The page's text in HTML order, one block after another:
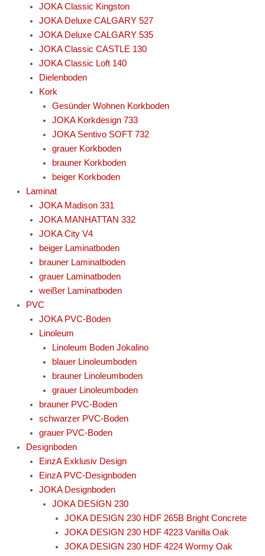
JOKA Classic Kingston
JOKA Deluxe CALGARY 527
JOKA Deluxe CALGARY 535
JOKA Classic CASTLE 130
JOKA Classic Loft 140
Dielenboden
Kork
Gesünder Wohnen Korkboden
JOKA Korkdesign 733
JOKA Sentivo SOFT 732
grauer Korkboden
brauner Korkboden
beiger Korkboden
Laminat
JOKA Madison 331
JOKA MANHATTAN 332
JOKA City V4
beiger Laminatboden
brauner Laminatboden
grauer Laminatboden
weißer Laminatboden
PVC
JOKA PVC-Böden
Linoleum
Linoleum Boden Jokalino
blauer Linoleumboden
brauner Linoleumboden
grauer Linoleumboden
brauner PVC-Boden
schwarzer PVC-Boden
grauer PVC-Boden
Designboden
EinzA Exklusiv Design
EinzA PVC-Designboden
JOKA Designboden
JOKA DESIGN 230
JOKA DESIGN 230 HDF 265B Bright Concrete
JOKA DESIGN 230 HDF 4223 Vanilla Oak
JOKA DESIGN 230 HDF 4224 Wormy Oak